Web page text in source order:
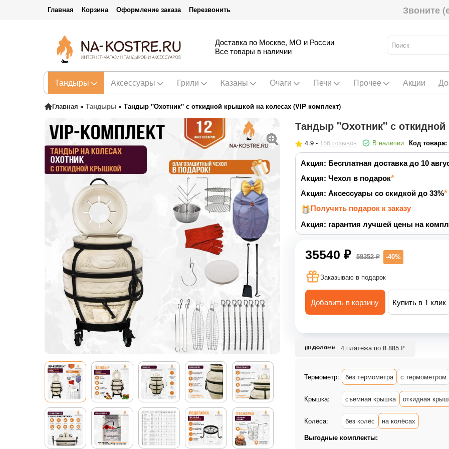
Главная Корзина Оформление заказа Перезвонить Звоните
Доставка по Москве, МО и России
Все товары в наличии
Тандыры Аксессуары Грили Казаны Очаги Печи Прочее Акции
Главная » Тандыры » Тандыр "Охотник" с откидной крышкой на колесах (VIP комплект)
Тандыр "Охотник" с
4.9 - 156 отзывов В наличии Код товара:
Акция: Бесплатная доставка до 10
Акция: Чехол в подарок
Акция: Аксессуары со скидкой до 33%
Получить подарок к заказу
Акция: гарантия лучшей цены на
35540 ₽ 59352 ₽ -40%
Заказываю в подарок
Добавить в корзину Купить в 1 клик
4 платежа по 8 885 ₽
Термометр: без термометра с термометром
Крышка: съемная крышка откидная
Колёса: без колёс
на колёсах
Выгодные комплекты: